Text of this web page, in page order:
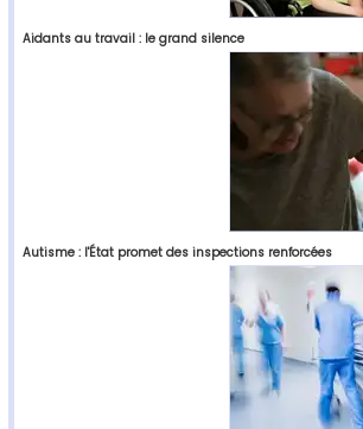
Aidants au travail : le grand silence
Autisme : l'État promet des inspections renforcées